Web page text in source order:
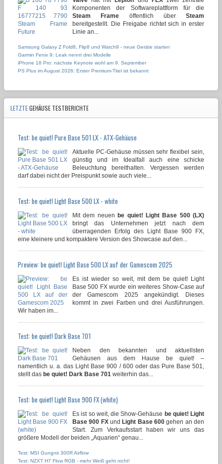
Komponenten der Softwareplattform für die
Steam Frame öffentlich über Steam
bereitgestellt. Die Freigabe richtet sich in erster
Linie an...
Samsung Galaxy Z Fold8, Flip8 und Watch9 - neue Geräte starten
Garmin Fenix 9: Leak nennt drei Modelle
iPhone 18 Pro: nächste Keynote wohl am 9. September
PS Plus im August 2026: Erster Premium-Titel ist bekannt
LETZTEGEHÄUSE TESTBERICHTE
Test: be quiet! Pure Base 501 LX - ATX-Gehäuse
Aktuelle PC-Gehäuse müssen sehr flexibel sein,
günstig und im Idealfall auch eine schicke
Beleuchtung bereithalten. Vergessen werden
darf dabei nicht der Preispunkt sowie auch viele...
Test: be quiet! Light Base 500 LX - white
Mit dem neuen be quiet! Light Base 500 (LX)
bringt das Unternehmen jetzt nach dem
überragenden Erfolg des Light Base 900 FX,
eine kleinere und kompaktere Version des Showcase auf den...
Preview: be quiet! Light Base 500 LX auf der Gamescom 2025
Es ist wieder so weit, mit dem be quiet! Light
Base 500 FX wurde ein weiteres Show-Case auf
der Gamescom 2025 angekündigt. Dieses
kommt in zwei Farben und drei Ausführungen.
Wir haben im...
Test: be quiet! Dark Base 701
Neben den bekannten und aktuellsten
Gehäusen aus dem Hause be quiet! –
namentlich u. a. das Light Base 900 / 600 oder das Pure Base 501,
stellt das be quiet! Dark Base 701 weiterhin das...
Test: be quiet! Light Base 900 FX (white)
Es ist so weit, die Show-Gehäuse be quiet! Light
Base 900 FXundLight Base 600 gehen an den
Start. Zum Verkaufsstart haben wir uns das
größere Modell der beiden „Aquarien“ genau...
Test: MSI Gungnir 300R Airflow
Test: NZXT H7 Flow RGB - mehr Weiß geht nicht!